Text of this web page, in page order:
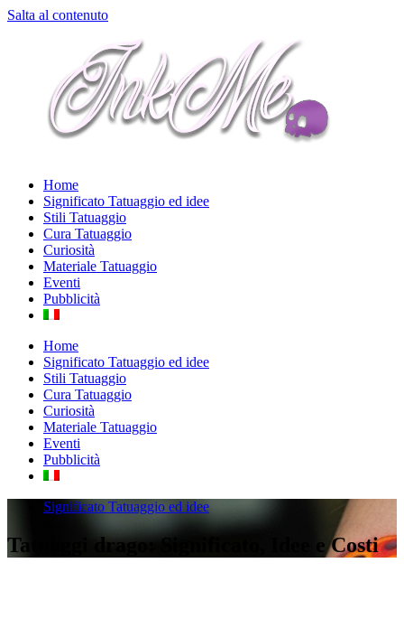
Salta al contenuto
Home
Significato Tatuaggio ed idee
Stili Tatuaggio
Cura Tatuaggio
Curiosità
Materiale Tatuaggio
Eventi
Pubblicità
Home
Significato Tatuaggio ed idee
Stili Tatuaggio
Cura Tatuaggio
Curiosità
Materiale Tatuaggio
Eventi
Pubblicità
Significato Tatuaggio ed idee
Tatuaggi drago: Significato, Idee e Costi